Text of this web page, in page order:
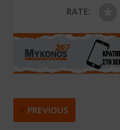
RATE:
PREVIOUS